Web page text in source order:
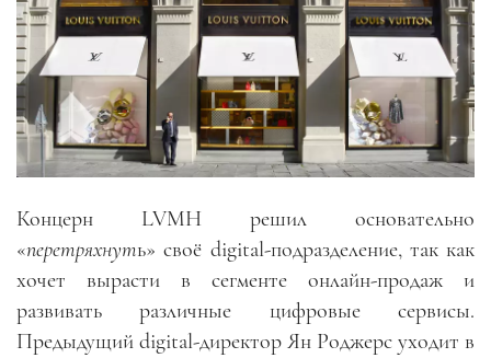
Концерн LVMH решил основательно
«перетряхнуть» своё digital-подразделение, так как
хочет вырасти в сегменте онлайн-продаж и
развивать различные цифровые сервисы.
Предыдущий digital-директор Ян Роджерс уходит в